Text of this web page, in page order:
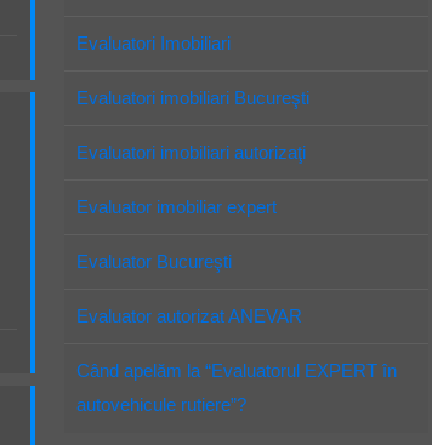
Evaluatori Imobiliari
Evaluatori imobiliari Bucureşti
Evaluatori imobiliari autorizaţi
Evaluator imobiliar expert
Evaluator Bucureşti
Evaluator autorizat ANEVAR
Când apelăm la “Evaluatorul EXPERT în
autovehicule rutiere”?